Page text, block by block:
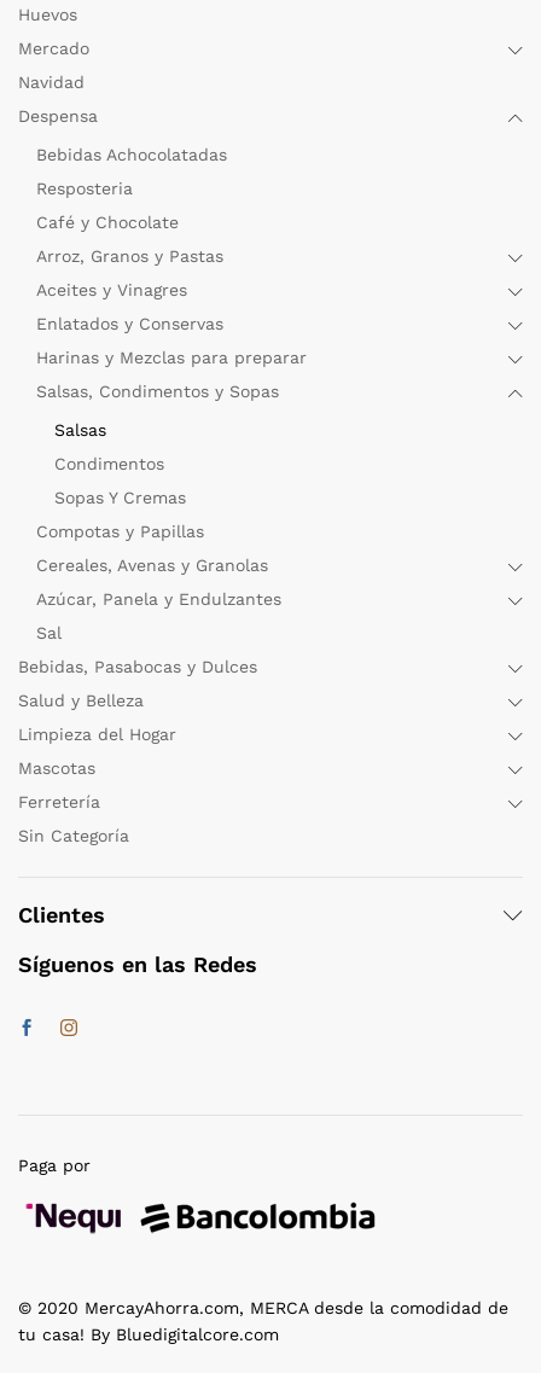
Huevos
Mercado
Navidad
Despensa
Bebidas Achocolatadas
Resposteria
Café y Chocolate
Arroz, Granos y Pastas
Aceites y Vinagres
Enlatados y Conservas
Harinas y Mezclas para preparar
Salsas, Condimentos y Sopas
Salsas
Condimentos
Sopas Y Cremas
Compotas y Papillas
Cereales, Avenas y Granolas
Azúcar, Panela y Endulzantes
Sal
Bebidas, Pasabocas y Dulces
Salud y Belleza
Limpieza del Hogar
Mascotas
Ferretería
Sin Categoría
Clientes
Síguenos en las Redes
© 2020 MercayAhorra.com, MERCA desde la comodidad de
tu casa! By Bluedigitalcore.com
Paga por